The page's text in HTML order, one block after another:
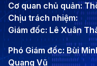
Cơ quan chủ quản:
Chịu trách nhiệm:
Giám đốc: Lê Xuân
Phó Giám đốc: Bùi
Quang Vũ